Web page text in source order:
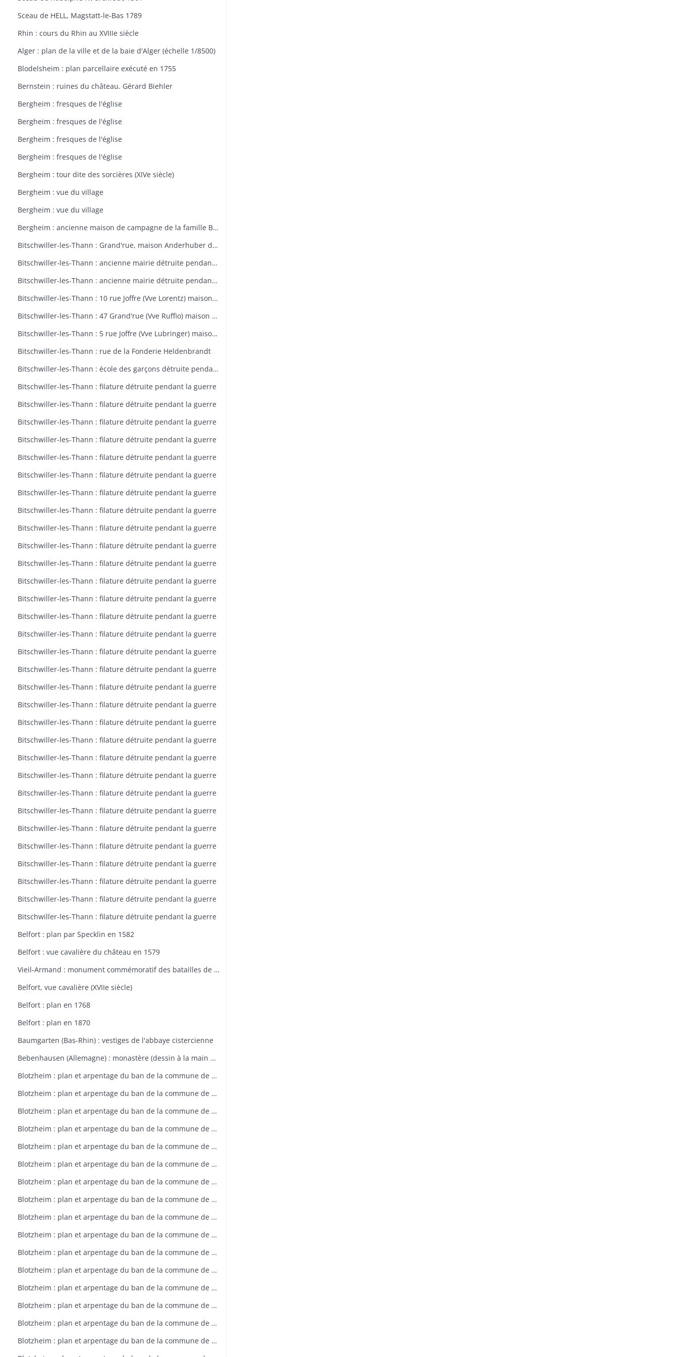
Sceau de HELL, Magstatt-le-Bas 1789
Rhin : cours du Rhin au XVIIIe siècle
Alger : plan de la ville et de la baie d'Alger (échelle 1/8500)
Blodelsheim : plan parcellaire exécuté en 1755
Bernstein : ruines du château. Gérard Biehler
Bergheim : fresques de l'église
Bergheim : fresques de l'église
Bergheim : fresques de l'église
Bergheim : fresques de l'église
Bergheim : tour dite des sorcières (XIVe siècle)
Bergheim : vue du village
Bergheim : vue du village
Bergheim : ancienne maison de campagne de la famille Bourste, actuellement hospice municipal
Bitschwiller-les-Thann : Grand'rue, maison Anderhuber détruite pendant la guerre
Bitschwiller-les-Thann : ancienne mairie détruite pendant la guerre
Bitschwiller-les-Thann : ancienne mairie détruite pendant la guerre
Bitschwiller-les-Thann : 10 rue Joffre (Vve Lorentz) maison détruite pendant la guerre
Bitschwiller-les-Thann : 47 Grand'rue (Vve Ruffio) maison détruite pendant la guerre
Bitschwiller-les-Thann : 5 rue Joffre (Vve Lubringer) maison détruite pendant la guerre
Bitschwiller-les-Thann : rue de la Fonderie Heldenbrandt
Bitschwiller-les-Thann : école des garçons détruite pendant la guerre
Bitschwiller-les-Thann : filature détruite pendant la guerre
Bitschwiller-les-Thann : filature détruite pendant la guerre
Bitschwiller-les-Thann : filature détruite pendant la guerre
Bitschwiller-les-Thann : filature détruite pendant la guerre
Bitschwiller-les-Thann : filature détruite pendant la guerre
Bitschwiller-les-Thann : filature détruite pendant la guerre
Bitschwiller-les-Thann : filature détruite pendant la guerre
Bitschwiller-les-Thann : filature détruite pendant la guerre
Bitschwiller-les-Thann : filature détruite pendant la guerre
Bitschwiller-les-Thann : filature détruite pendant la guerre
Bitschwiller-les-Thann : filature détruite pendant la guerre
Bitschwiller-les-Thann : filature détruite pendant la guerre
Bitschwiller-les-Thann : filature détruite pendant la guerre
Bitschwiller-les-Thann : filature détruite pendant la guerre
Bitschwiller-les-Thann : filature détruite pendant la guerre
Bitschwiller-les-Thann : filature détruite pendant la guerre
Bitschwiller-les-Thann : filature détruite pendant la guerre
Bitschwiller-les-Thann : filature détruite pendant la guerre
Bitschwiller-les-Thann : filature détruite pendant la guerre
Bitschwiller-les-Thann : filature détruite pendant la guerre
Bitschwiller-les-Thann : filature détruite pendant la guerre
Bitschwiller-les-Thann : filature détruite pendant la guerre
Bitschwiller-les-Thann : filature détruite pendant la guerre
Bitschwiller-les-Thann : filature détruite pendant la guerre
Bitschwiller-les-Thann : filature détruite pendant la guerre
Bitschwiller-les-Thann : filature détruite pendant la guerre
Bitschwiller-les-Thann : filature détruite pendant la guerre
Bitschwiller-les-Thann : filature détruite pendant la guerre
Bitschwiller-les-Thann : filature détruite pendant la guerre
Bitschwiller-les-Thann : filature détruite pendant la guerre
Bitschwiller-les-Thann : filature détruite pendant la guerre
Belfort : plan par Specklin en 1582
Belfort : vue cavalière du château en 1579
Vieil-Armand : monument commémoratif des batailles de la 1ère guerre mondiale
Belfort, vue cavalière (XVIIe siècle)
Belfort : plan en 1768
Belfort : plan en 1870
Baumgarten (Bas-Rhin) : vestiges de l'abbaye cistercienne
Bebenhausen (Allemagne) : monastère (dessin à la main de 1683)
Blotzheim : plan et arpentage du ban de la commune de Blotzheim (plan dressé sur ordre de l'intendant vers 1765)
Blotzheim : plan et arpentage du ban de la commune de Blotzheim (plan dressé sur ordre de l'intendant vers 1765)
Blotzheim : plan et arpentage du ban de la commune de Blotzheim (plan dressé sur ordre de l'intendant vers 1765)
Blotzheim : plan et arpentage du ban de la commune de Blotzheim (plan dressé sur ordre de l'intendant vers 1765)
Blotzheim : plan et arpentage du ban de la commune de Blotzheim (plan dressé sur ordre de l'intendant vers 1765)
Blotzheim : plan et arpentage du ban de la commune de Blotzheim (plan dressé sur ordre de l'intendant vers 1765)
Blotzheim : plan et arpentage du ban de la commune de Blotzheim (plan dressé sur ordre de l'intendant vers 1765)
Blotzheim : plan et arpentage du ban de la commune de Blotzheim (plan dressé sur ordre de l'intendant vers 1765)
Blotzheim : plan et arpentage du ban de la commune de Blotzheim (plan dressé sur ordre de l'intendant vers 1765)
Blotzheim : plan et arpentage du ban de la commune de Blotzheim (plan dressé sur ordre de l'intendant vers 1765)
Blotzheim : plan et arpentage du ban de la commune de Blotzheim (plan dressé sur ordre de l'intendant vers 1765)
Blotzheim : plan et arpentage du ban de la commune de Blotzheim (plan dressé sur ordre de l'intendant vers 1765)
Blotzheim : plan et arpentage du ban de la commune de Blotzheim (plan dressé sur ordre de l'intendant vers 1765)
Blotzheim : plan et arpentage du ban de la commune de Blotzheim (plan dressé sur ordre de l'intendant vers 1765)
Blotzheim : plan et arpentage du ban de la commune de Blotzheim (plan dressé sur ordre de l'intendant vers 1765)
Blotzheim : plan et arpentage du ban de la commune de Blotzheim (plan dressé sur ordre de l'intendant vers 1765)